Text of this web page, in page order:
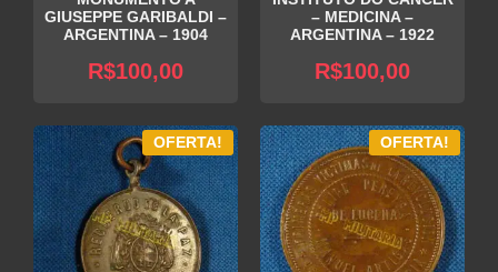
GIUSEPPE GARIBALDI –
ARGENTINA – 1904
R$100,00
– MEDICINA –
ARGENTINA – 1922
R$100,00
OFERTA! OFERTA!